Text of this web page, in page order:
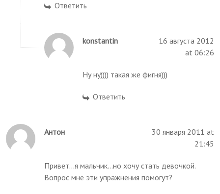
Ответить
konstantin
16 августа 2012
at 06:26
Ну ну)))) такая же фигня)))
Ответить
Антон
30 января 2011 at
21:45
Привет...я мальчик...но хочу стать девочкой.
Вопрос мне эти упражнения помогут?